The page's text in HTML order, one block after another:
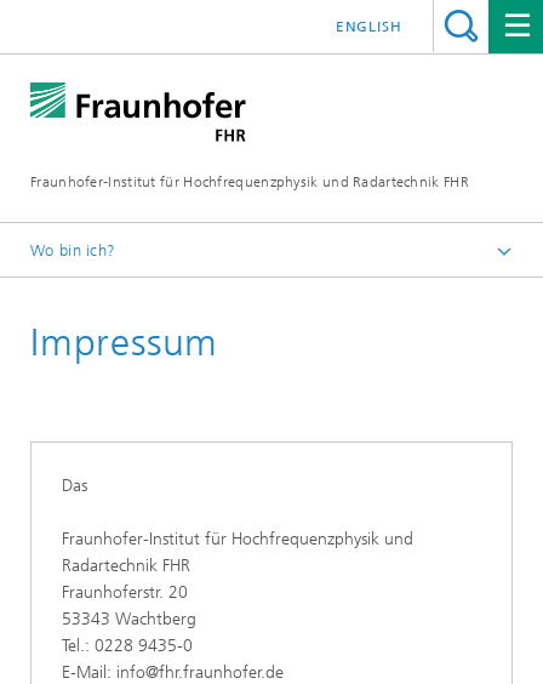
Fraunhofer-Institut für Hochfrequenzphysik und Radartechnik FHR
ENGLISH
Wo bin ich?
Impressum
Das
Fraunhofer-Institut für Hochfrequenzphysik und
Radartechnik FHR
Fraunhoferstr. 20
53343 Wachtberg
Tel.: 0228 9435-0
E-Mail: info@fhr.fraunhofer.de